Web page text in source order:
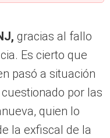
gracias al fallo
Es cierto que
pasó a situación
por las
quien lo
la exfiscal de la